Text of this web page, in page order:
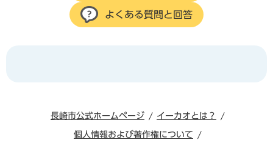
よくある質問と回答
長崎市公式ホームページ イーカオとは？
個人情報および著作権について